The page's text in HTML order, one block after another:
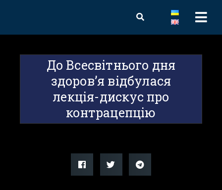
До Всесвітнього дня
здоров’я відбулася
лекція-дискус про
контрацепцію